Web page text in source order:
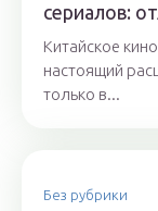
сериалов:
Китайское
настоящий
только в...
Без рубрики